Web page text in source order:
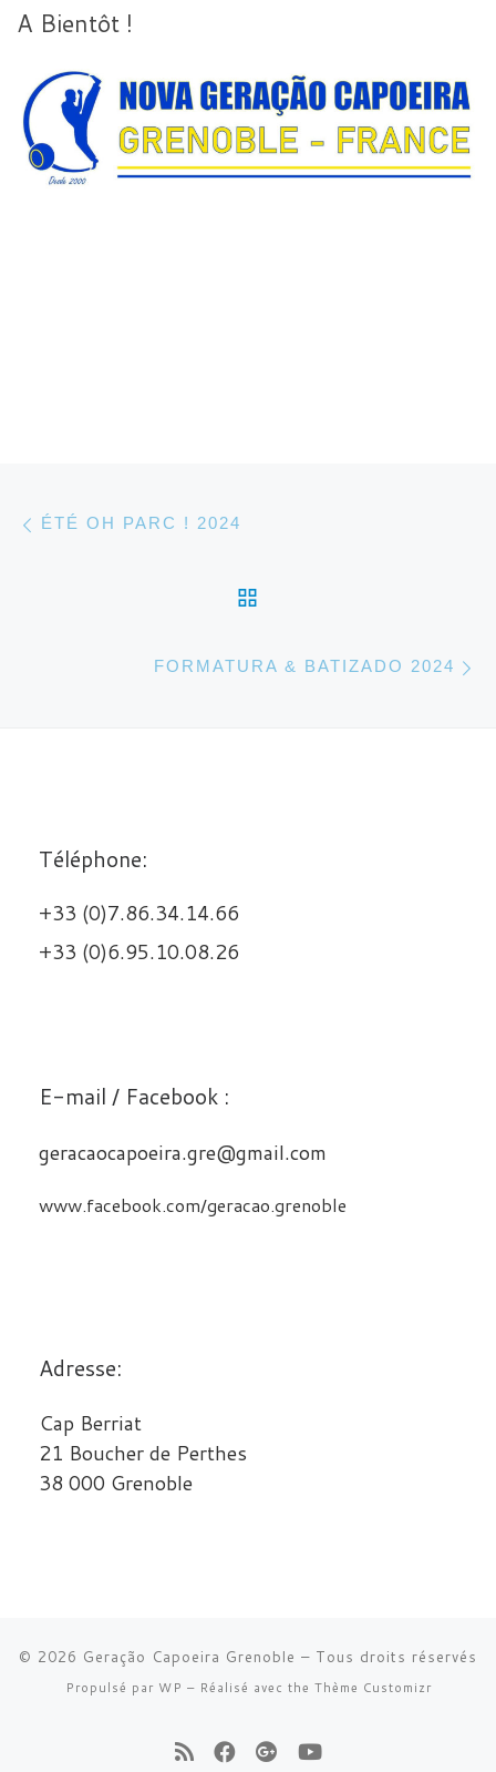
A Bientôt !
Parcourir les articles
ÉTÉ OH PARC ! 2024
FORMATURA & BATIZADO 2024
Téléphone:
+33 (0)7.86.34.14.66
+33 (0)6.95.10.08.26
E-mail / Facebook :
geracaocapoeira.gre@gmail.com
www.facebook.com/geracao.grenoble
Adresse:
Cap Berriat
21 Boucher de Perthes
38 000 Grenoble
© 2026 Geração Capoeira Grenoble – Tous droits réservés
Propulsé par WP – Réalisé avec the Thème Customizr